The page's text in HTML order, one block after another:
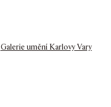
Galerie umění Karlovy Vary